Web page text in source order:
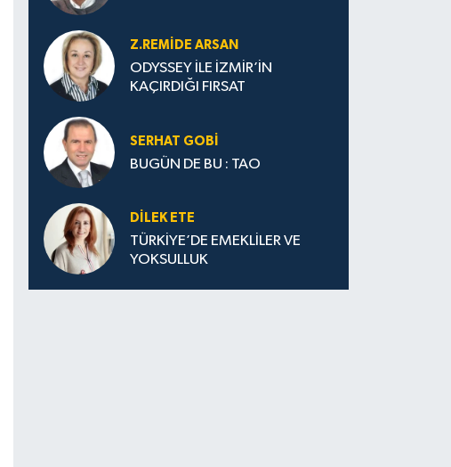
Z.REMIDE ARSAN
ODYSSEY İLE İZMİR’İN
KAÇIRDIĞI FIRSAT
SERHAT GOBİ
BUGÜN DE BU : TAO
DILEK ETE
TÜRKİYE’DE EMEKLİLER VE
YOKSULLUK